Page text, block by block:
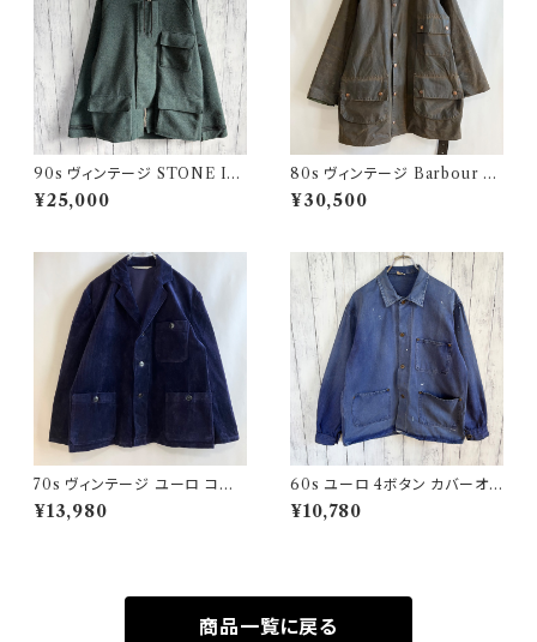
90s ヴィンテージ STONE ISL
AND ウールジャケット ストーン
アイランド グリーンエッジ
¥25,000
80s ヴィンテージ Barbour 2
ワラント ソルウェイジッパー Sol
way Zipper オイルドジャケット
¥30,500
70s ヴィンテージ ユーロ コー
デュロイ セットアップ ビンテー
ジ
¥13,980
60s ユーロ 4ボタン カバーオ
ール ワークジャケット 月桂樹ボ
タン ヴィンテージ
¥10,780
商品一覧に戻る